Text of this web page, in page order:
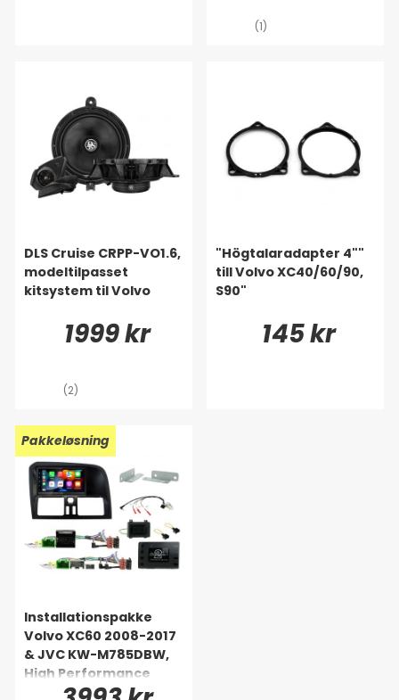
(1)
DLS Cruise CRPP-VO1.6,
modeltilpasset
kitsystem til Volvo
1999 kr
(2)
"Högtalaradapter 4""
till Volvo XC40/60/90,
S90"
145 kr
Pakkeløsning
Installationspakke
Volvo XC60 2008-2017
& JVC KW-M785DBW,
High Performance